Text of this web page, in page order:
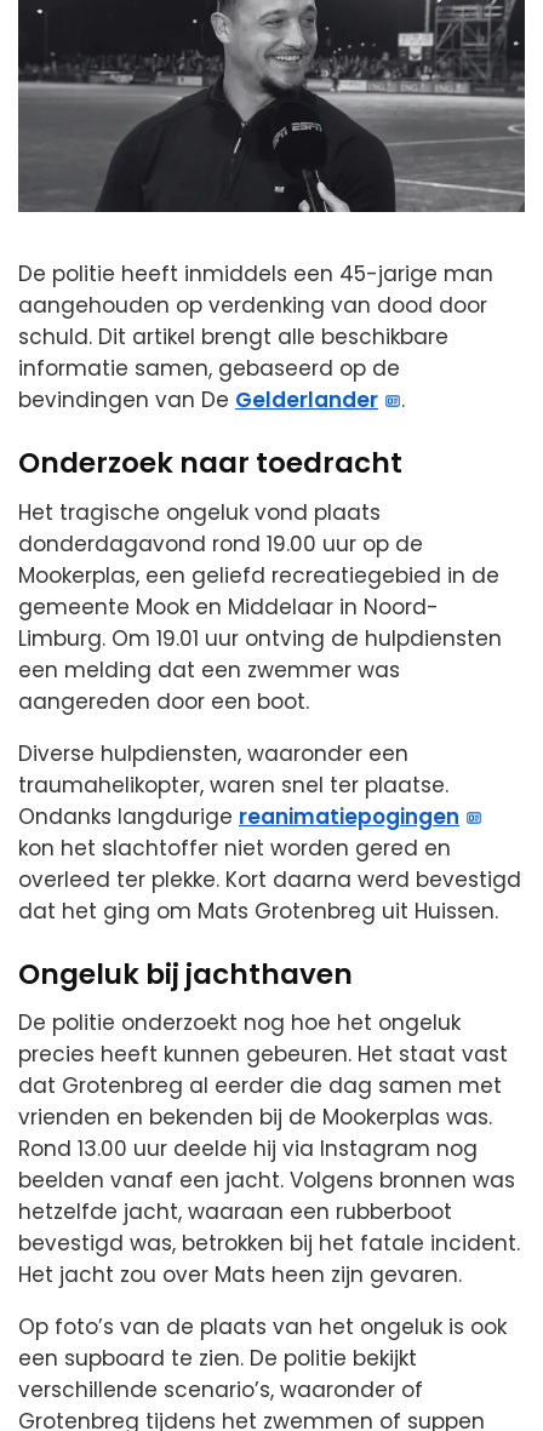
De politie heeft inmiddels een 45-jarige man
aangehouden op verdenking van dood door
schuld. Dit artikel brengt alle beschikbare
informatie samen, gebaseerd op de
bevindingen van De Gelderlander .
Onderzoek naar toedracht
Het tragische ongeluk vond plaats
donderdagavond rond 19.00 uur op de
Mookerplas, een geliefd recreatiegebied in de
gemeente Mook en Middelaar in Noord-
Limburg. Om 19.01 uur ontving de hulpdiensten
een melding dat een zwemmer was
aangereden door een boot.
Diverse hulpdiensten, waaronder een
traumahelikopter, waren snel ter plaatse.
Ondanks langdurige reanimatiepogingen
kon het slachtoffer niet worden gered en
overleed ter plekke. Kort daarna werd bevestigd
dat het ging om Mats Grotenbreg uit Huissen.
Ongeluk bij jachthaven
De politie onderzoekt nog hoe het ongeluk
precies heeft kunnen gebeuren. Het staat vast
dat Grotenbreg al eerder die dag samen met
vrienden en bekenden bij de Mookerplas was.
Rond 13.00 uur deelde hij via Instagram nog
beelden vanaf een jacht. Volgens bronnen was
hetzelfde jacht, waaraan een rubberboot
bevestigd was, betrokken bij het fatale incident.
Het jacht zou over Mats heen zijn gevaren.
Op foto’s van de plaats van het ongeluk is ook
een supboard te zien. De politie bekijkt
verschillende scenario’s, waaronder of
Grotenbreg tijdens het zwemmen of suppen